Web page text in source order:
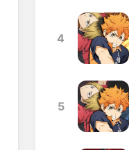
4
5